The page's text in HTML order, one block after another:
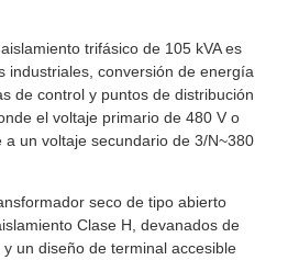
trifásico de 105 kVA es
industriales, conversión de energía
de control y puntos de distribución
el voltaje primario de 480 V o
un voltaje secundario de 3/N~380
seco de tipo abierto
Clase H, devanados de
un diseño de terminal accesible